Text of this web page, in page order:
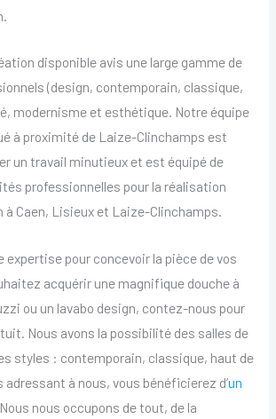
disponible avis une large gamme de
(design, contemporain, classique,
modernisme et esthétique. Notre équipe
à proximité de Laize-Clinchamps est
un travail minutieux et est équipé de
professionnelles pour la réalisation
à Caen, Lisieux et Laize-Clinchamps.
expertise pour concevoir la pièce de vos
acquérir une magnifique douche à
ou un lavabo design, contez-nous pour
Nous avons la possibilité des salles de
styles : contemporain, classique, haut de
à nous, vous bénéficierez d’un
nous occupons de tout, de la